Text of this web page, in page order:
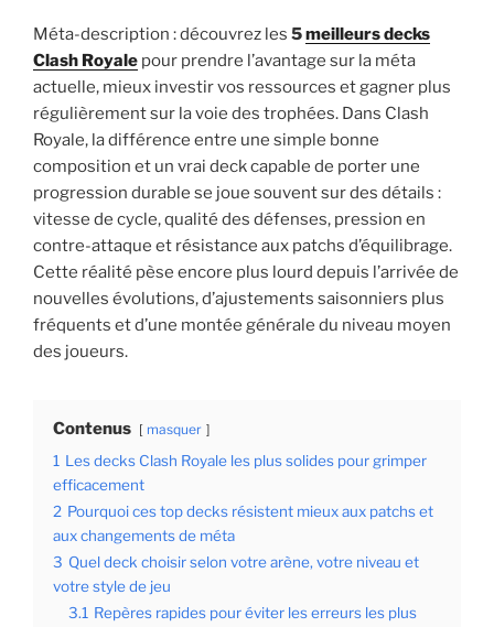
Méta-description : découvrez les 5meilleurs decks
Clash Royale pour prendre l’avantage sur la méta
actuelle, mieux investir vos ressources et gagner plus
régulièrement sur la voie des trophées. Dans Clash
Royale, la différence entre une simple bonne
composition et un vrai deck capable de porter une
progression durable se joue souvent sur des détails :
vitesse de cycle, qualité des défenses, pression en
contre-attaque et résistance aux patchs d’équilibrage.
Cette réalité pèse encore plus lourd depuis l’arrivée de
nouvelles évolutions, d’ajustements saisonniers plus
fréquents et d’une montée générale du niveau moyen
des joueurs.
Contenus masquer
1 Les decks Clash Royale les plus solides pour grimper
efficacement
2 Pourquoi ces top decks résistent mieux aux patchs et
aux changements de méta
3 Quel deck choisir selon votre arène, votre niveau et
votre style de jeu
3.1 Repères rapides pour éviter les erreurs les plus